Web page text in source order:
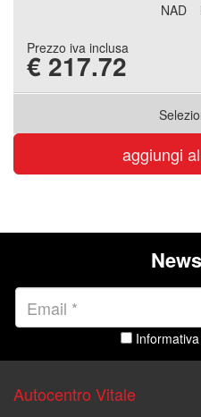
NAD
Prezzo iva inclusa
€ 217.72
aggiungi
Autocentro Vitale